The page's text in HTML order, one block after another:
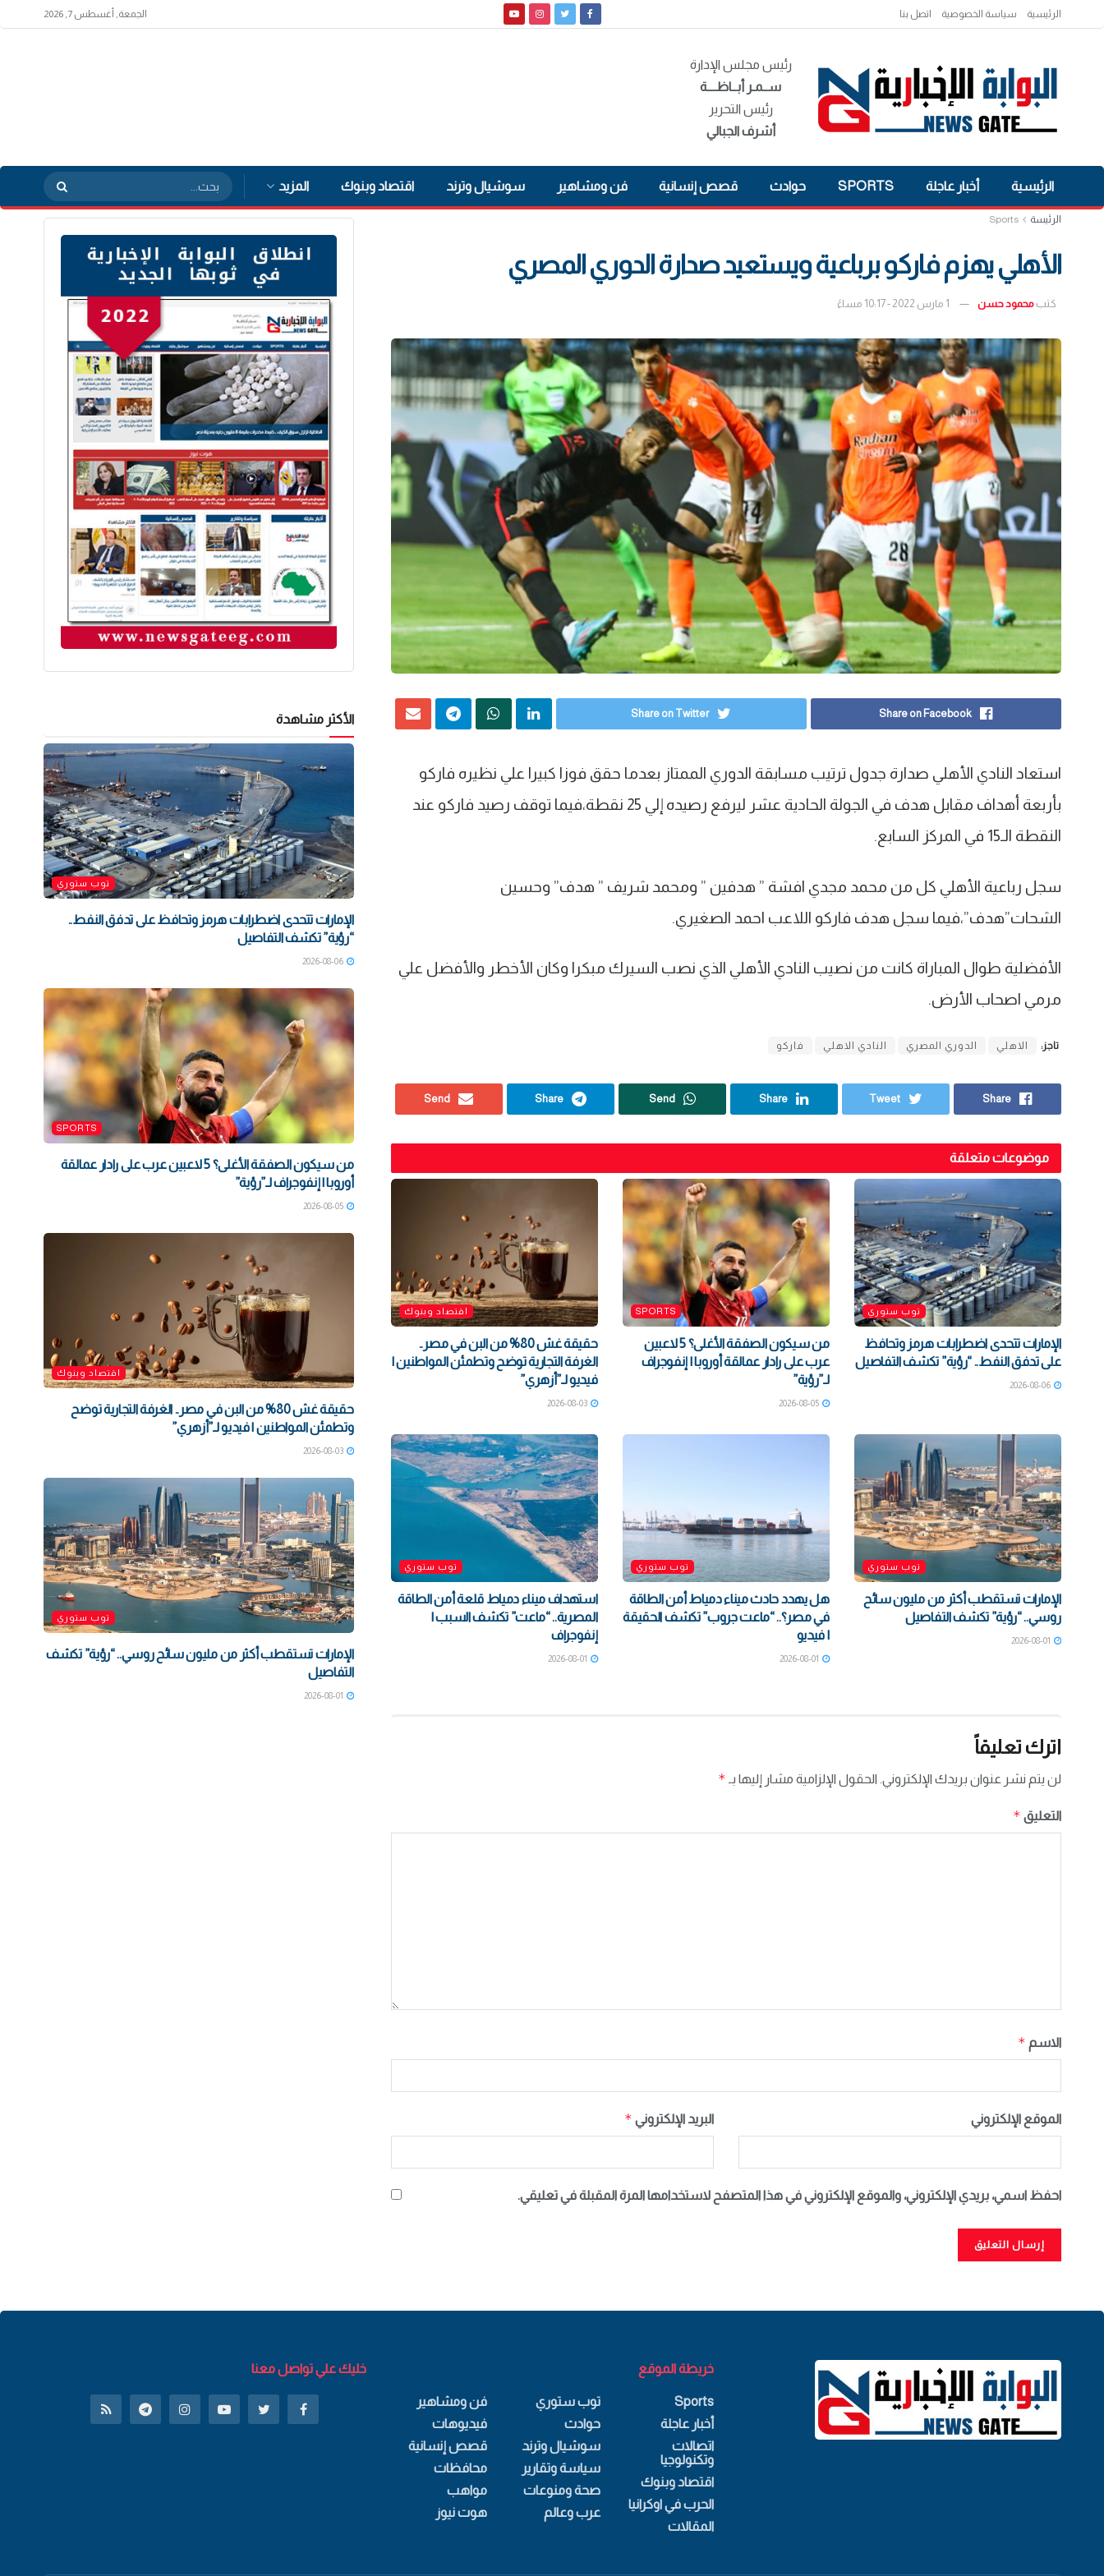
الرئيسية سياسة الخصوصية اتصل بنا الجمعة, أغسطس 7, 2026
رئيس مجلس الإدارة
ســمـر أبــاظــــة
رئيس التحرير
أشرف الجبالي
الرئيسية أخبار عاجلة SPORTS حوادث قصص إنسانية فن ومشاهير سوشيال وترند اقتصاد وبنوك المزيد
الرئيسة Sports
الأهلي يهزم فاركو برباعية ويستعيد صدارة الدوري المصري
كتب محمود حسن 1 مارس 2022 - 10:17 مساءً
Share on Facebook
Share on Twitter
استعاد النادي الأهلي صدارة جدول ترتيب مسابقة الدوري الممتاز بعدما حقق فوزا كبيرا علي نظيره فاركو
بأربعة أهداف مقابل هدف في الجولة الحادية عشر ليرفع رصيده إلي 25 نقطة،فيما توقف رصيد فاركو عند
النقطة الـ15 في المركز السابع.
سجل رباعية الأهلي كل من محمد مجدي افشة ” هدفين ” ومحمد شريف ” هدف” وحسين
الشحات”هدف”،فيما سجل هدف فاركو اللاعب احمد الصغيري.
الأفضلية طوال المباراة كانت من نصيب النادي الأهلي الذي نصب السيرك مبكرا وكان الأخطر والأفضل علي
مرمي اصحاب الأرض.
تاجز: الاهلي الدوري المصري النادي الاهلي فاركو
Share
Tweet
Share
Send
Share
Send
موضوعات متعلقة
توب ستوري
الإمارات تتحدى اضطرابات هرمز وتحافظ
على تدفق النفط.. “رؤية” تكشف التفاصيل
2026-08-06
SPORTS
من سيكون الصفقة الأغلى؟ 5 لاعبين
عرب على رادار عمالقة أوروبا | إنفوجراف
لـ”رؤية”
2026-08-05
اقتصاد وبنوك
حقيقة غش 80% من البن في مصر..
الغرفة التجارية توضح وتطمئن المواطنين |
فيديو لـ”أزهري”
2026-08-03
توب ستوري
الإمارات تستقطب أكثر من مليون سائح
روسي.. “رؤية” تكشف التفاصيل
توب ستوري
هل يهدد حادث ميناء دمياط أمن الطاقة
في مصر؟.. “ماعت جروب” تكشف الحقيقة
| فيديو
توب ستوري
استهداف ميناء دمياط قلعة أمن الطاقة
المصرية.. “ماعت” تكشف السبب |
إنفوجراف
اترك تعليقاً
لن يتم نشر عنوان بريدك الإلكتروني. الحقول الإلزامية مشار إليها بـ *
التعليق *
الاسم *
البريد الإلكتروني * الموقع الإلكتروني
احفظ اسمي، بريدي الإلكتروني، والموقع الإلكتروني في هذا المتصفح لاستخدامها المرة المقبلة في تعليقي.
الأكثر مشاهدة
توب ستوري
الإمارات تتحدى اضطرابات هرمز وتحافظ على تدفق النفط..
“رؤية” تكشف التفاصيل
2026-08-06
SPORTS
من سيكون الصفقة الأغلى؟ 5 لاعبين عرب على رادار عمالقة
أوروبا | إنفوجراف لـ”رؤية”
2026-08-05
اقتصاد وبنوك
حقيقة غش 80% من البن في مصر.. الغرفة التجارية توضح
وتطمئن المواطنين | فيديو لـ”أزهري”
2026-08-03
توب ستوري
الإمارات تستقطب أكثر من مليون سائح روسي.. “رؤية” تكشف
التفاصيل
خريطة الموقع
Sports
أخبار عاجلة
اتصالات
وتكنولوجيا
اقتصاد وبنوك
الحرب في اوكرانيا
المقالات
توب ستوري
حوادث
سوشيال وترند
سياسة وتقارير
صحة ومنوعات
عرب وعالم
فن ومشاهير
فيديوهات
قصص إنسانية
محافظات
مواهب
هوت نيوز
خليك علي تواصل معنا